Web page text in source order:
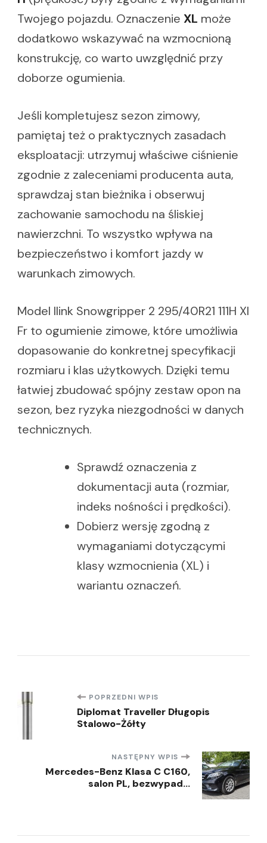
Twojego pojazdu. Oznaczenie XL może
dodatkowo wskazywać na wzmocnioną
konstrukcję, co warto uwzględnić przy
doborze ogumienia.
Jeśli kompletujesz sezon zimowy,
pamiętaj też o praktycznych zasadach
eksploatacji: utrzymuj właściwe ciśnienie
zgodnie z zaleceniami producenta auta,
sprawdzaj stan bieżnika i obserwuj
zachowanie samochodu na śliskiej
nawierzchni. To wszystko wpływa na
bezpieczeństwo i komfort jazdy w
warunkach zimowych.
Model Ilink Snowgripper 2 295/40R21 111H Xl
Fr to ogumienie zimowe, które umożliwia
dopasowanie do konkretnej specyfikacji
rozmiaru i klas użytkowych. Dzięki temu
łatwiej zbudować spójny zestaw opon na
sezon, bez ryzyka niezgodności w danych
technicznych.
Sprawdź oznaczenia z
dokumentacji auta (rozmiar,
indeks nośności i prędkości).
Dobierz wersję zgodną z
wymaganiami dotyczącymi
klasy wzmocnienia (XL) i
wariantu oznaczeń.
Nawigacja
wpisu
POPRZEDNI WPIS
Diplomat Traveller Długopis
Stalowo-Żółty
NASTĘPNY WPIS
Mercedes-Benz Klasa C C160,
salon PL, bezwypad…